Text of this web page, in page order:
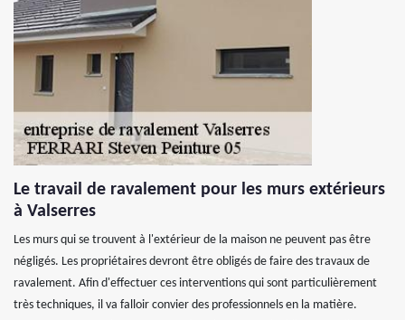
Le travail de ravalement pour les murs extérieurs
à Valserres
Les murs qui se trouvent à l'extérieur de la maison ne peuvent pas être
négligés. Les propriétaires devront être obligés de faire des travaux de
ravalement. Afin d'effectuer ces interventions qui sont particulièrement
très techniques, il va falloir convier des professionnels en la matière.